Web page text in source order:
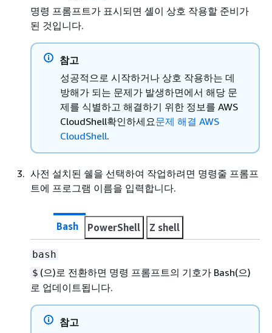
명령 프롬프트가 표시되면 셸이 상호 작용할 준비가
된 것입니다.
참고
성공적으로 시작하거나 상호 작용하는 데
방해가 되는 문제가 발생하면에서 해당 문
제를 식별하고 해결하기 위한 정보를 AWS
CloudShell확인하세요문제 해결 AWS
CloudShell.
사전 설치된 쉘을 선택하여 작업하려면 명령줄 프롬프
트에 프로그램 이름을 입력합니다.
Bash PowerShell Z shell
bash
$ (으)로 전환하면 명령 프롬프트의 기호가 Bash(으)
로 업데이트됩니다.
참고